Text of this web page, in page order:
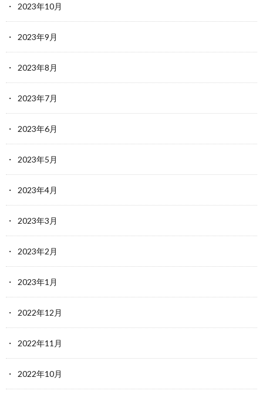
2023年10月
2023年9月
2023年8月
2023年7月
2023年6月
2023年5月
2023年4月
2023年3月
2023年2月
2023年1月
2022年12月
2022年11月
2022年10月